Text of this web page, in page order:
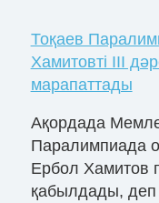
Тоқаев
Хамитовті III
марапаттады
Ақордада
Паралимпиада
Ербол Хамитов
қабылдады,